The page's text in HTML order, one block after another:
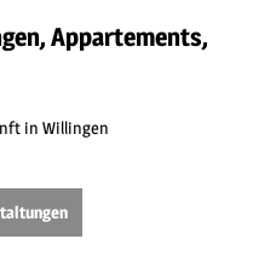
Appartements,
in Willingen